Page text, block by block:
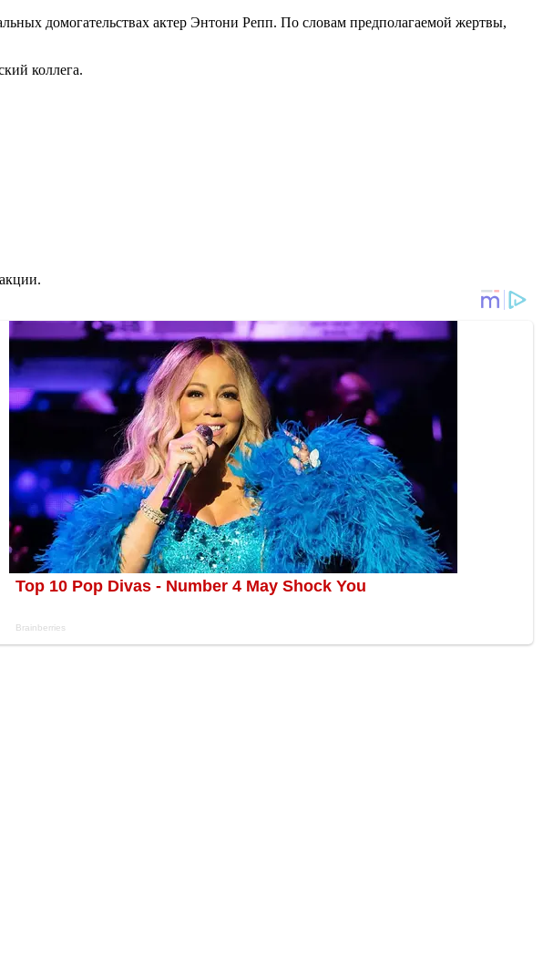
домогательствах актер Энтони Репп. По словам предполагаемой жертвы,
коллега.